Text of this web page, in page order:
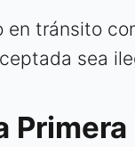
en tránsito
sea